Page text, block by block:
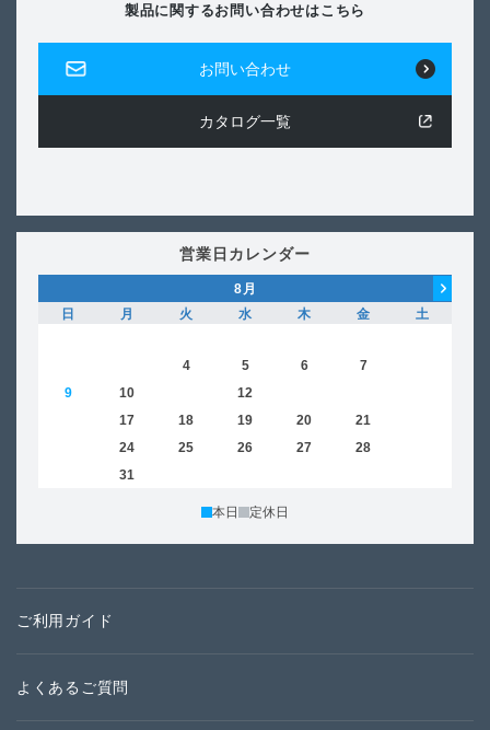
製品に関するお問い合わせはこちら
お問い合わせ
カタログ一覧
営業日カレンダー
8月
日
月 火 水 木 金
土
4 5 6 7
9
10 12
17 18 19 20 21
24 25 26 27 28
31
本日 定休日
ご利用ガイド
よくあるご質問